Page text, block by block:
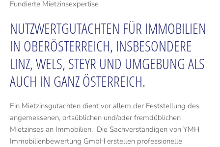
Fundierte Mietzinsexpertise
NUTZWERTGUTACHTEN FÜR IMMOBILIEN
IN OBERÖSTERREICH, INSBESONDERE
LINZ, WELS, STEYR UND UMGEBUNG ALS
AUCH IN GANZ ÖSTERREICH.
Ein Mietzinsgutachten dient vor allem der Feststellung des
angemessenen, ortsüblichen und/oder fremdüblichen
Mietzinses an Immobilien. Die Sachverständigen von YMH
Immobilienbewertung GmbH erstellen professionelle